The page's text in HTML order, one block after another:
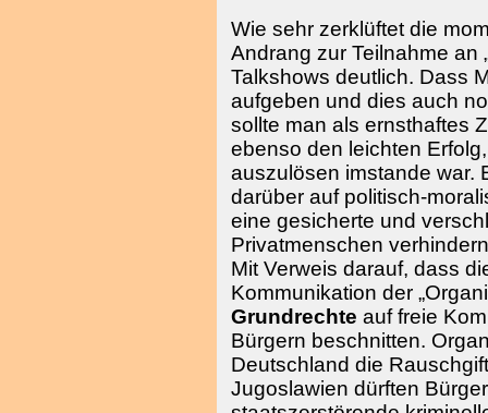
Wie sehr zerklüftet die
Andrang zur Teilnahme an
Talkshows deutlich. Dass
aufgeben und dies auch
sollte man als ernsthaftes
ebenso den leichten
auszulösen imstande war.
darüber auf politisch-
eine gesicherte und
Privatmenschen
Mit Verweis darauf, dass
Kommunikation der
Grundrechte auf freie
Bürgern beschnitten.
Deutschland die
Jugoslawien dürften